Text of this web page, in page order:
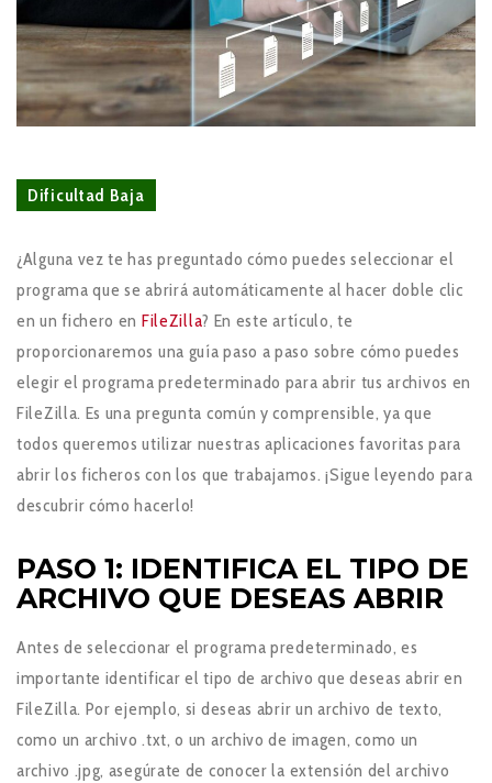
Dificultad Baja
¿Alguna vez te has preguntado cómo puedes seleccionar el
programa que se abrirá automáticamente al hacer doble clic
en un fichero en FileZilla? En este artículo, te
proporcionaremos una guía paso a paso sobre cómo puedes
elegir el programa predeterminado para abrir tus archivos en
FileZilla. Es una pregunta común y comprensible, ya que
todos queremos utilizar nuestras aplicaciones favoritas para
abrir los ficheros con los que trabajamos. ¡Sigue leyendo para
descubrir cómo hacerlo!
PASO 1: IDENTIFICA EL TIPO DE
ARCHIVO QUE DESEAS ABRIR
Antes de seleccionar el programa predeterminado, es
importante identificar el tipo de archivo que deseas abrir en
FileZilla. Por ejemplo, si deseas abrir un archivo de texto,
como un archivo .txt, o un archivo de imagen, como un
archivo .jpg, asegúrate de conocer la extensión del archivo